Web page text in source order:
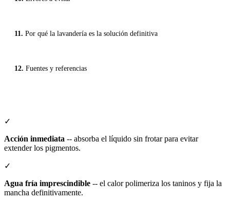
Por qué la lavandería es la solución definitiva
Fuentes y referencias
✓
Acción inmediata -- absorba el líquido sin frotar para evitar
extender los pigmentos.
✓
Agua fría imprescindible -- el calor polimeriza los taninos y fija la
mancha definitivamente.